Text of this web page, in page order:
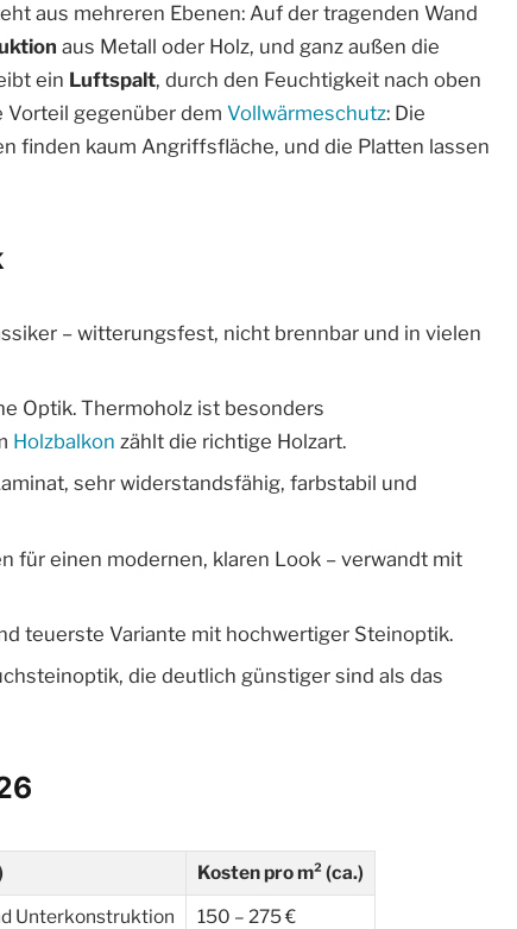
aus mehreren Ebenen: Auf der tragenden Wand
aus Metall oder Holz, und ganz außen die
ein Luftspalt, durch den Feuchtigkeit nach oben
Vorteil gegenüber dem Vollwärmeschutz: Die
finden kaum Angriffsfläche, und die Platten lassen
– witterungsfest, nicht brennbar und in vielen
Optik. Thermoholz ist besonders
Holzbalkon zählt die richtige Holzart.
sehr widerstandsfähig, farbstabil und
für einen modernen, klaren Look – verwandt mit
teuerste Variante mit hochwertiger Steinoptik.
die deutlich günstiger sind als das
Kosten pro m² (ca.)
Unterkonstruktion
150 – 275 €